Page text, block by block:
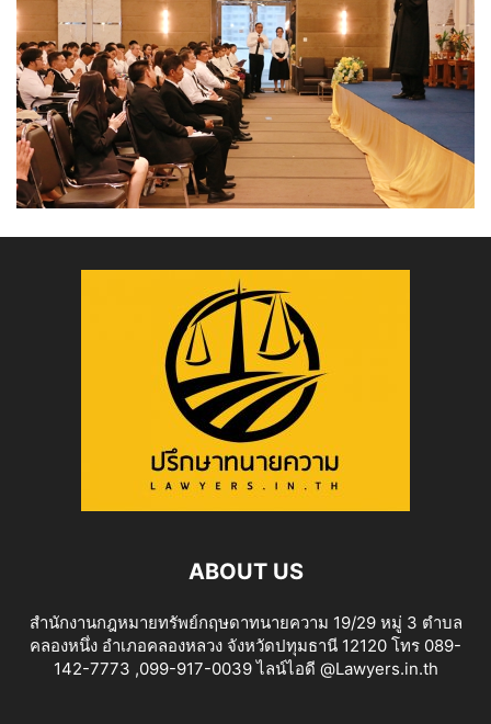
ABOUT US
สำนักงานกฎหมายทรัพย์กฤษดาทนายความ 19/29 หมู่ 3 ตำบล
คลองหนึ่ง อำเภอคลองหลวง จังหวัดปทุมธานี 12120 โทร 089-
142-7773 ,099-917-0039 ไลน์ไอดี @Lawyers.in.th